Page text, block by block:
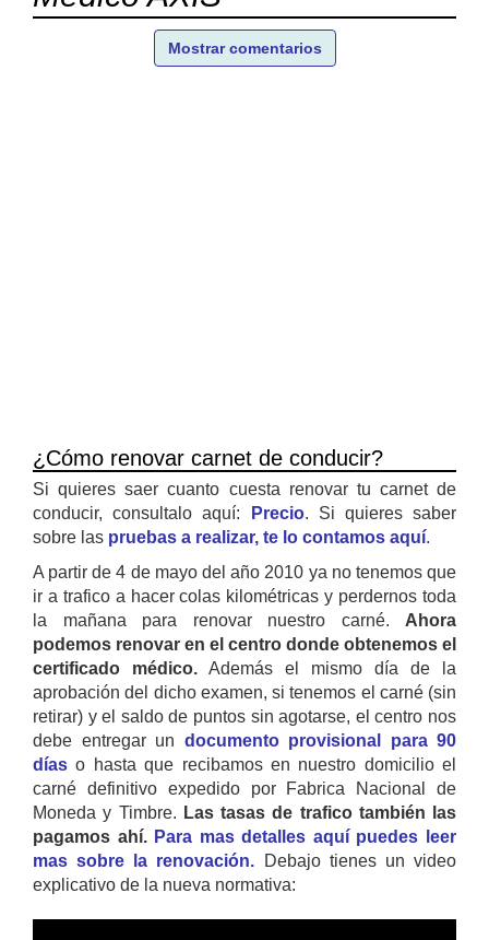
Mostrar comentarios
¿Cómo renovar carnet de conducir?
Si quieres saer cuanto cuesta renovar tu carnet de
conducir, consultalo aquí:
Precio. Si quieres saber
sobre las pruebas a realizar, te lo contamos aquí.
A partir de 4 de mayo del año 2010 ya no tenemos que
ir a trafico a hacer colas kilométricas y perdernos toda
la mañana para renovar nuestro carné. Ahora
podemos renovar en el centro donde obtenemos el
certificado médico. Además el mismo día de la
aprobación del dicho examen, si tenemos el carné (sin
retirar) y el saldo de puntos sin agotarse, el centro nos
debe entregar un documento provisional para 90
días o hasta que recibamos en nuestro domicilio el
carné definitivo expedido por Fabrica Nacional de
Moneda y Timbre. Las tasas de trafico también las
pagamos ahí. Para mas detalles aquí puedes leer
mas sobre la renovación. Debajo tienes un video
explicativo de la nueva normativa: